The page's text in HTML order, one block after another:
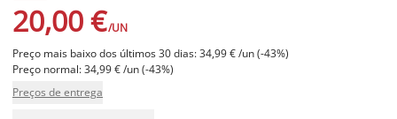
20,00 €/UN
Preço mais baixo dos últimos 30 dias: 34,99 € /un (-43%)
Preço normal: 34,99 € /un (-43%)
Preços de entrega